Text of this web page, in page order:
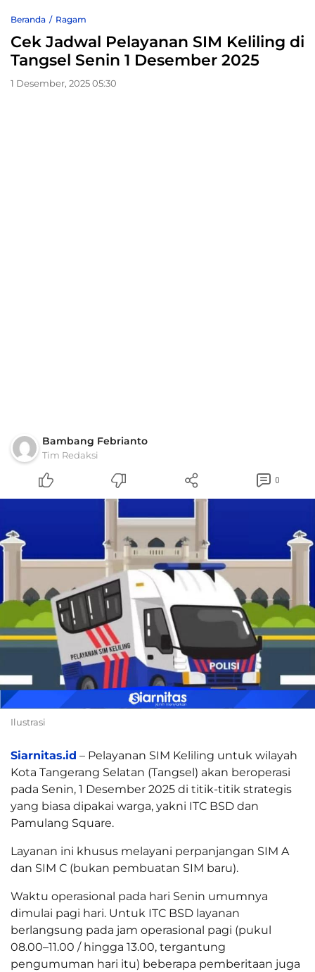
Beranda Ragam
Cek Jadwal Pelayanan SIM Keliling di
Tangsel Senin 1 Desember 2025
1 Desember, 2025 05:30
Bambang Febrianto
Tim Redaksi
0
Ilustrasi
Siarnitas.id – Pelayanan SIM Keliling untuk wilayah
Kota Tangerang Selatan (Tangsel) akan beroperasi
pada Senin, 1 Desember 2025 di titik-titik strategis
yang biasa dipakai warga, yakni ITC BSD dan
Pamulang Square.
Layanan ini khusus melayani perpanjangan SIM A
dan SIM C (bukan pembuatan SIM baru).
Waktu operasional pada hari Senin umumnya
dimulai pagi hari. Untuk ITC BSD layanan
berlangsung pada jam operasional pagi (pukul
08.00–11.00 / hingga 13.00, tergantung
pengumuman hari itu) beberapa pemberitaan juga